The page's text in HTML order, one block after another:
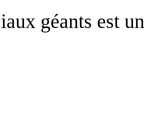
géants est